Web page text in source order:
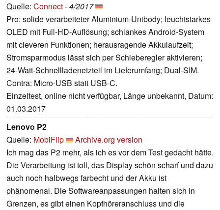
Quelle: Connect-4/2017
Pro: solide verarbeiteter Aluminium-Unibody; leuchtstarkes
OLED mit Full-HD-Auflösung; schlankes Android-System
mit cleveren Funktionen; herausragende Akkulaufzeit;
Stromsparmodus lässt sich per Schieberegler aktivieren;
24-Watt-Schnellladenetzteil im Lieferumfang; Dual-SIM.
Contra: Micro-USB statt USB-C.
Einzeltest, online nicht verfügbar, Länge unbekannt, Datum:
01.03.2017
Lenovo P2
Quelle: MobiFlip
Archive.org version
Ich mag das P2 mehr, als ich es vor dem Test gedacht hätte.
Die Verarbeitung ist toll, das Display schön scharf und dazu
auch noch halbwegs farbecht und der Akku ist
phänomenal. Die Softwareanpassungen halten sich in
Grenzen, es gibt einen Kopfhöreranschluss und die